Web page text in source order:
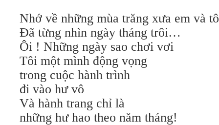
Nhớ về những mùa trăng xưa em và
Đã từng nhìn ngày tháng trôi…
Ôi ! Những ngày sao chơi vơi
Tôi một mình động vọng
trong cuộc hành trình
đi vào hư vô
Và hành trang chỉ là
những hư hao theo năm tháng!